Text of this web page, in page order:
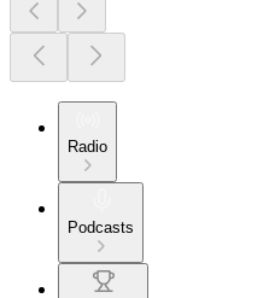
Radio
Podcasts